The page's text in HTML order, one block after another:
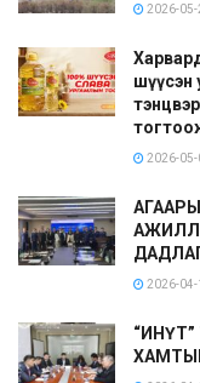
2026-05-
шүүсэн
2026-05-
2026-04-